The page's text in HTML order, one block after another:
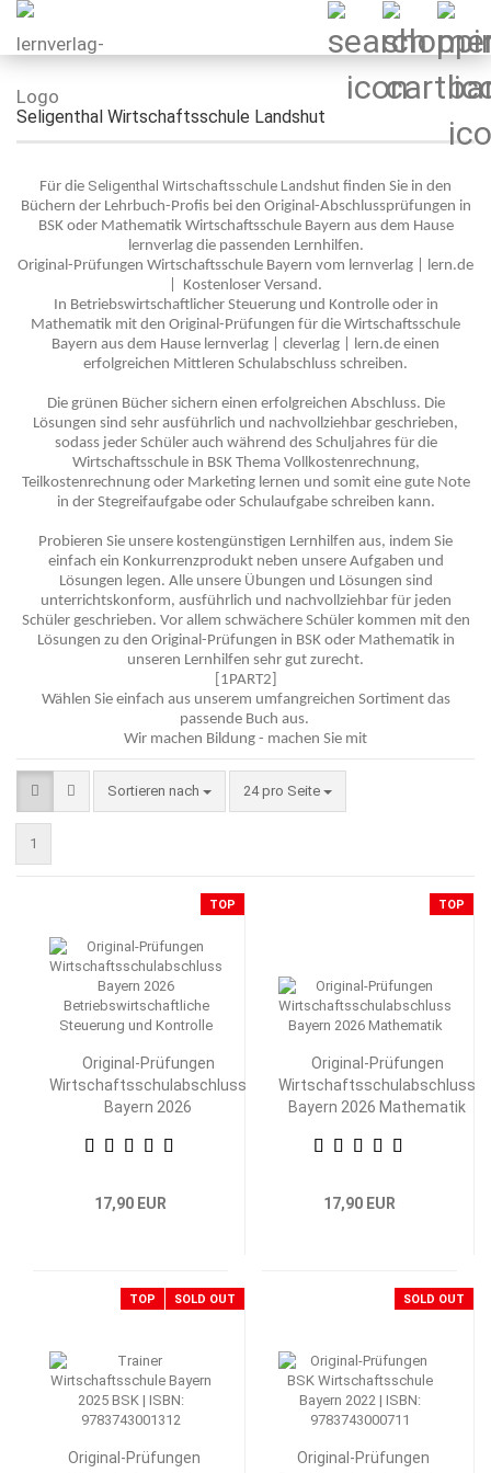
Seligenthal Wirtschaftsschule Landshut
Für die Seligenthal Wirtschaftsschule Landshut finden Sie in den
Büchern der Lehrbuch-Profis bei den Original-Abschlussprüfungen in
BSK oder Mathematik Wirtschaftsschule Bayern aus dem Hause
lernverlag die passenden Lernhilfen.
Original-Prüfungen Wirtschaftsschule Bayern vom lernverlag | lern.de
| Kostenloser Versand.
In Betriebswirtschaftlicher Steuerung und Kontrolle oder in
Mathematik mit den Original-Prüfungen für die Wirtschaftsschule
Bayern aus dem Hause lernverlag | cleverlag | lern.de einen
erfolgreichen Mittleren Schulabschluss schreiben.
Die grünen Bücher sichern einen erfolgreichen Abschluss. Die
Lösungen sind sehr ausführlich und nachvollziehbar geschrieben,
sodass jeder Schüler auch während des Schuljahres für die
Wirtschaftsschule in BSK Thema Vollkostenrechnung,
Teilkostenrechnung oder Marketing lernen und somit eine gute Note
in der Stegreifaufgabe oder Schulaufgabe schreiben kann.
Probieren Sie unsere kostengünstigen Lernhilfen aus, indem Sie
einfach ein Konkurrenzprodukt neben unsere Aufgaben und
Lösungen legen. Alle unsere Übungen und Lösungen sind
unterrichtskonform, ausführlich und nachvollziehbar für jeden
Schüler geschrieben. Vor allem schwächere Schüler kommen mit den
Lösungen zu den Original-Prüfungen in BSK oder Mathematik in
unseren Lernhilfen sehr gut zurecht.
[1PART2]
Wählen Sie einfach aus unserem umfangreichen Sortiment das
passende Buch aus.
Wir machen Bildung - machen Sie mit
Sortieren nach
Sortieren nach 24 pro Seite
pro Seite
1
TOP
Original-Prüfungen
Wirtschaftsschulabschluss
Bayern 2026
Steuerung und Kontrolle
17,90 EUR
TOP
Original-Prüfungen
Wirtschaftsschulabschluss
Bayern 2026 Mathematik
17,90 EUR
TOP SOLD OUT
Original-Prüfungen
SOLD OUT
Original-Prüfungen